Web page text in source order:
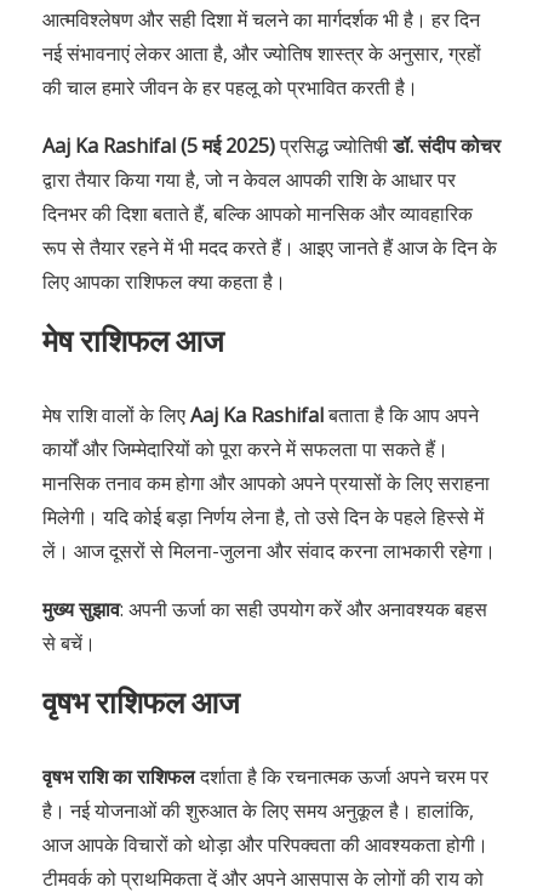
आत्मविश्लेषण और सही दिशा में चलने का मार्गदर्शक भी है। हर दिन
नई संभावनाएं लेकर आता है, और ज्योतिष शास्त्र के अनुसार, ग्रहों
की चाल हमारे जीवन के हर पहलू को प्रभावित करती है।
Aaj Ka Rashifal (5 मई 2025)प्रसिद्ध ज्योतिषीडॉ. संदीप कोचर
द्वारा तैयार किया गया है, जो न केवल आपकी राशि के आधार पर
दिनभर की दिशा बताते हैं, बल्कि आपको मानसिक और व्यावहारिक
रूप से तैयार रहने में भी मदद करते हैं। आइए जानते हैं आज के दिन के
लिए आपका राशिफल क्या कहता है।
मेष राशिफल आज
मेष राशि वालों के लिएAaj Ka Rashifalबताता है कि आप अपने
कार्यों और जिम्मेदारियों को पूरा करने में सफलता पा सकते हैं।
मानसिक तनाव कम होगा और आपको अपने प्रयासों के लिए सराहना
मिलेगी। यदि कोई बड़ा निर्णय लेना है, तो उसे दिन के पहले हिस्से में
लें। आज दूसरों से मिलना-जुलना और संवाद करना लाभकारी रहेगा।
मुख्य सुझाव: अपनी ऊर्जा का सही उपयोग करें और अनावश्यक बहस
से बचें।
वृषभ राशिफल आज
वृषभ राशि का राशिफलदर्शाता है कि रचनात्मक ऊर्जा अपने चरम पर
है। नई योजनाओं की शुरुआत के लिए समय अनुकूल है। हालांकि,
आज आपके विचारों को थोड़ा और परिपक्वता की आवश्यकता होगी।
टीमवर्क को प्राथमिकता दें और अपने आसपास के लोगों की राय को